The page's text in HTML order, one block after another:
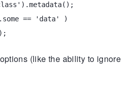
== 'data' )
(like the ability to ignore